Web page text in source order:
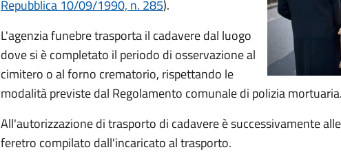
Repubblica 10/09/1990, n. 285).
L'agenzia funebre trasporta il cadavere dal luogo
dove si è completato il periodo di osservazione al
cimitero o al forno crematorio, rispettando le
modalità previste dal Regolamento comunale di polizia mortuaria.
All'autorizzazione di trasporto di cadavere è successivamente
feretro compilato dall'incaricato al trasporto.